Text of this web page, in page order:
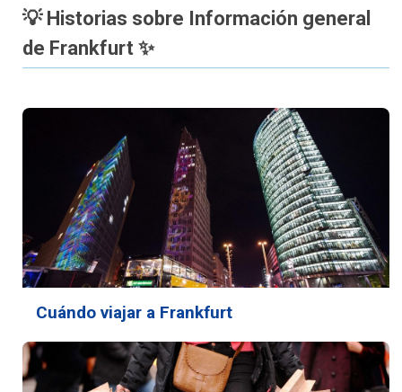
💡 Historias sobre Información general
de Frankfurt ✨
Cuándo viajar a Frankfurt